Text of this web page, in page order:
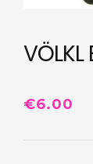
€6.00